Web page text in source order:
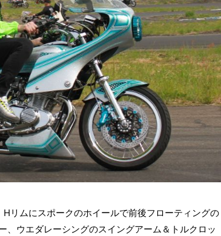
リムにスポークのホイールで前後フローティングの
、ウエダレーシングのスイングアーム＆トルクロッ